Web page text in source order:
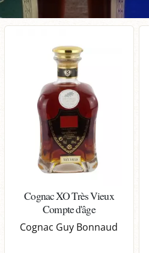
Cognac XO Très Vieux
Compte d'âge
Cognac Guy Bonnaud